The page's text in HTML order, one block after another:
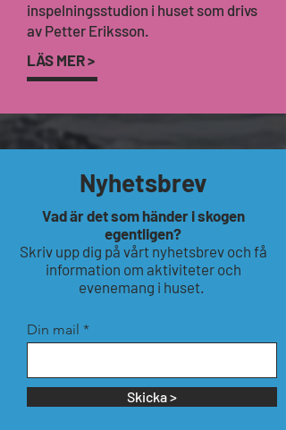
inspelningsstudion i huset som drivs
av Petter Eriksson.
LÄS MER >
Nyhetsbrev
Vad är det som händer i skogen
egentligen?
Skriv upp dig på vårt nyhetsbrev och få
information om aktiviteter och
evenemang i huset.
Din mail
Skicka >